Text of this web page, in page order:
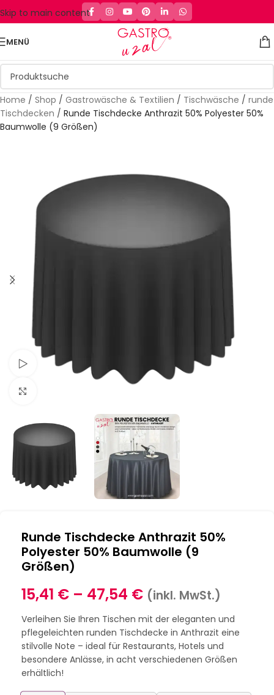
Skip to main content
MENÜ
Home / Shop / Gastrowäsche & Textilien / Tischwäsche / runde
Tischdecken / Runde Tischdecke Anthrazit 50% Polyester 50%
Baumwolle (9 Größen)
Schau Video
Runde Tischdecke Anthrazit 50%
Polyester 50% Baumwolle (9
Größen)
15,41 € – 47,54 € (inkl. MwSt.)
Verleihen Sie Ihren Tischen mit der eleganten und
pflegeleichten runden Tischdecke in Anthrazit eine
stilvolle Note – ideal für Restaurants, Hotels und
besondere Anlässe, in acht verschiedenen Größen
erhältlich!